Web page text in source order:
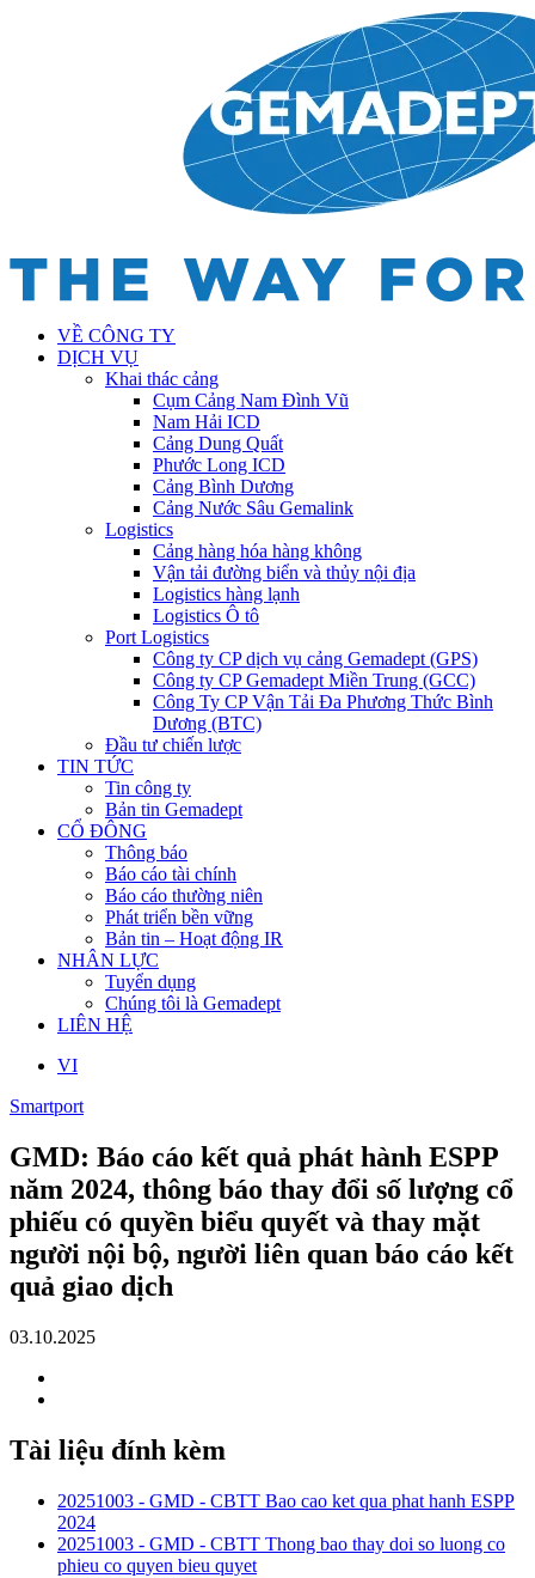
VỀ CÔNG TY
DỊCH VỤ
Khai thác cảng
Cụm Cảng Nam Đình Vũ
Nam Hải ICD
Cảng Dung Quất
Phước Long ICD
Cảng Bình Dương
Cảng Nước Sâu Gemalink
Logistics
Cảng hàng hóa hàng không
Vận tải đường biển và thủy nội địa
Logistics hàng lạnh
Logistics Ô tô
Port Logistics
Công ty CP dịch vụ cảng Gemadept (GPS)
Công ty CP Gemadept Miền Trung (GCC)
Công Ty CP Vận Tải Đa Phương Thức Bình
Dương (BTC)
Đầu tư chiến lược
TIN TỨC
Tin công ty
Bản tin Gemadept
CỔ ĐÔNG
Thông báo
Báo cáo tài chính
Báo cáo thường niên
Phát triển bền vững
Bản tin – Hoạt động IR
NHÂN LỰC
Tuyển dụng
Chúng tôi là Gemadept
LIÊN HỆ
VI
Smartport
GMD: Báo cáo kết quả phát hành ESPP
năm 2024, thông báo thay đổi số lượng cổ
phiếu có quyền biểu quyết và thay mặt
người nội bộ, người liên quan báo cáo kết
quả giao dịch
03.10.2025
Tài liệu đính kèm
20251003 - GMD - CBTT Bao cao ket qua phat hanh ESPP
2024
20251003 - GMD - CBTT Thong bao thay doi so luong co
phieu co quyen bieu quyet